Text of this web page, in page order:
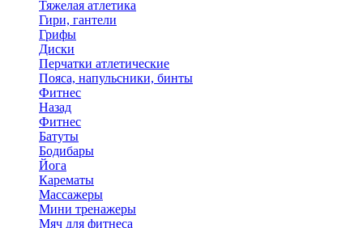
Тяжелая атлетика
Гири, гантели
Грифы
Диски
Перчатки атлетические
Пояса, напульсники, бинты
Фитнес
Назад
Фитнес
Батуты
Бодибары
Йога
Карематы
Массажеры
Мини тренажеры
Мяч для фитнеса